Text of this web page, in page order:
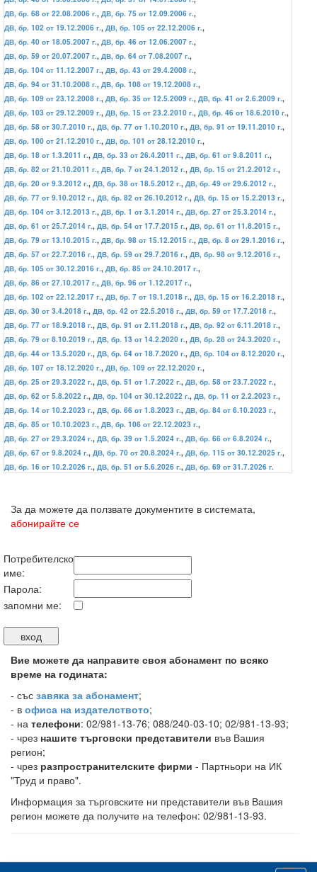
ДВ, бр. 68 от 22.08.2006 г., ДВ, бр. 75 от 12.09.2006 г.,
ДВ, бр. 102 от 19.12.2006 г., ДВ, бр. 105 от 22.12.2006 г.,
ДВ, бр. 40 от 18.05.2007 г., ДВ, бр. 46 от 12.06.2007 г.,
ДВ, бр. 59 от 20.07.2007 г., ДВ, бр. 64 от 7.08.2007 г.,
ДВ, бр. 104 от 11.12.2007 г., ДВ, бр. 43 от 29.4.2008 г.,
ДВ, бр. 94 от 31.10.2008 г., ДВ, бр. 108 от 19.12.2008 г.,
ДВ, бр. 109 от 23.12.2008 г., ДВ, бр. 35 от 12.5.2009 г., ДВ, бр. 41 от 2.6.2009 г.,
ДВ, бр. 103 от 29.12.2009 г., ДВ, бр. 15 от 23.2.2010 г., ДВ, бр. 46 от 18.6.2010 г.,
ДВ, бр. 58 от 30.7.2010 г., ДВ, бр. 77 от 1.10.2010 г., ДВ, бр. 91 от 19.11.2010 г.,
ДВ, бр. 100 от 21.12.2010 г., ДВ, бр. 101 от 28.12.2010 г.,
ДВ, бр. 18 от 1.3.2011 г., ДВ, бр. 33 от 26.4.2011 г., ДВ, бр. 61 от 9.8.2011 г.,
ДВ, бр. 82 от 21.10.2011 г., ДВ, бр. 7 от 24.1.2012 г., ДВ, бр. 15 от 21.2.2012 г.,
ДВ, бр. 20 от 9.3.2012 г., ДВ, бр. 38 от 18.5.2012 г., ДВ, бр. 49 от 29.6.2012 г.,
ДВ, бр. 77 от 9.10.2012 г., ДВ, бр. 82 от 26.10.2012 г., ДВ, бр. 15 от 15.2.2013 г.,
ДВ, бр. 104 от 3.12.2013 г., ДВ, бр. 1 от 3.1.2014 г., ДВ, бр. 27 от 25.3.2014 г.,
ДВ, бр. 61 от 25.7.2014 г., ДВ, бр. 54 от 17.7.2015 г., ДВ, бр. 61 от 11.8.2015 г.,
ДВ, бр. 79 от 13.10.2015 г., ДВ, бр. 98 от 15.12.2015 г., ДВ, бр. 8 от 29.1.2016 г.,
ДВ, бр. 57 от 22.7.2016 г., ДВ, бр. 59 от 29.7.2016 г., ДВ, бр. 98 от 9.12.2016 г.,
ДВ, бр. 105 от 30.12.2016 г., ДВ, бр. 85 от 24.10.2017 г.,
ДВ, бр. 86 от 27.10.2017 г., ДВ, бр. 96 от 1.12.2017 г.,
ДВ, бр. 102 от 22.12.2017 г., ДВ, бр. 7 от 19.1.2018 г., ДВ, бр. 15 от 16.2.2018 г.,
ДВ, бр. 30 от 3.4.2018 г., ДВ, бр. 42 от 22.5.2018 г., ДВ, бр. 59 от 17.7.2018 г.,
ДВ, бр. 77 от 18.9.2018 г., ДВ, бр. 91 от 2.11.2018 г., ДВ, бр. 92 от 6.11.2018 г.,
ДВ, бр. 79 от 8.10.2019 г., ДВ, бр. 13 от 14.2.2020 г., ДВ, бр. 28 от 24.3.2020 г.,
ДВ, бр. 44 от 13.5.2020 г., ДВ, бр. 64 от 18.7.2020 г., ДВ, бр. 104 от 8.12.2020 г.,
ДВ, бр. 107 от 18.12.2020 г., ДВ, бр. 109 от 22.12.2020 г.,
ДВ, бр. 25 от 29.3.2022 г., ДВ, бр. 51 от 1.7.2022 г., ДВ, бр. 58 от 23.7.2022 г.,
ДВ, бр. 62 от 5.8.2022 г., ДВ, бр. 104 от 30.12.2022 г., ДВ, бр. 11 от 2.2.2023 г.,
ДВ, бр. 14 от 10.2.2023 г., ДВ, бр. 66 от 1.8.2023 г., ДВ, бр. 84 от 6.10.2023 г.,
ДВ, бр. 85 от 10.10.2023 г., ДВ, бр. 106 от 22.12.2023 г.,
ДВ, бр. 27 от 29.3.2024 г., ДВ, бр. 39 от 1.5.2024 г., ДВ, бр. 66 от 6.8.2024 г.,
ДВ, бр. 67 от 9.8.2024 г., ДВ, бр. 70 от 20.8.2024 г., ДВ, бр. 115 от 30.12.2025 г.,
ДВ, бр. 16 от 10.2.2026 г., ДВ, бр. 51 от 5.6.2026 г., ДВ, бр. 69 от 31.7.2026 г.
За да можете да ползвате документите в системата,
абонирайте се
Потребителско
име:
Парола:
запомни ме:
Вие можете да направите своя абонамент по всяко
време на годината:
- със завяка за абонамент;
- в офиса на издателството;
- на телефони: 02/981-13-76; 088/240-03-10; 02/981-13-93;
- чрез нашите търговски представители във Вашия
регион;
- чрез разпространителските фирми - Партньори на ИК
"Труд и право".
Информация за търговските ни представители във Вашия
регион можете да получите на телефон: 02/981-13-93.